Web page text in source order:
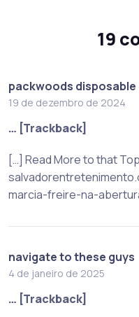
19
packwoods disposable
19 de dezembro de 2024
… [Trackback]
[…] Read More to that
marcia-freire-na-
navigate to these guys
4 de janeiro de 2025
… [Trackback]